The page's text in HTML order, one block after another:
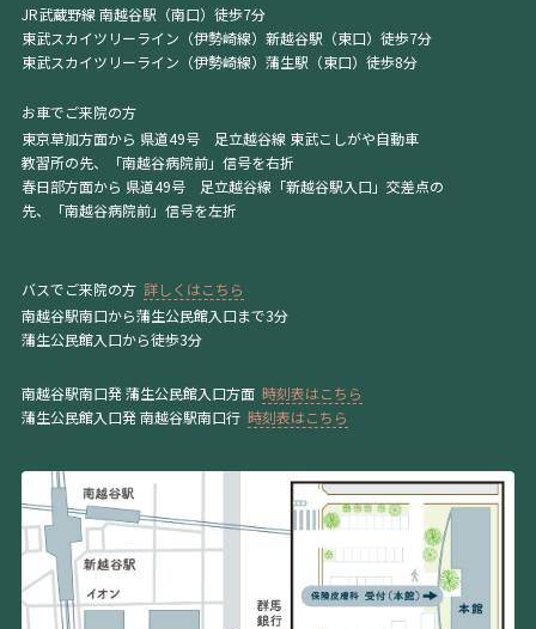
JR武蔵野線 南越谷駅（南口）徒歩7分
東武スカイツリーライン（伊勢崎線）新越谷駅（東口）徒歩7分
東武スカイツリーライン（伊勢崎線）蒲生駅（東口）徒歩8分
お車でご来院の方
東京草加方面から 県道49号 足立越谷線 東武こしがや自動車
教習所の先、「南越谷病院前」信号を右折
春日部方面から 県道49号 足立越谷線「新越谷駅入口」交差点の
先、「南越谷病院前」信号を左折
バスでご来院の方 詳しくはこちら
南越谷駅南口から蒲生公民館入口まで3分
蒲生公民館入口から徒歩3分
南越谷駅南口発 蒲生公民館入口方面 時刻表はこちら
蒲生公民館入口発 南越谷駅南口行 時刻表はこちら